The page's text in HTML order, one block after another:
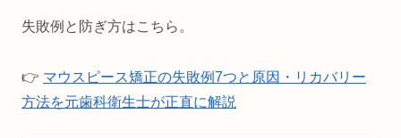
失敗例と防ぎ方はこちら。
👉 マウスピース矯正の失敗例7つと原因・リカバリー
方法を元歯科衛生士が正直に解説